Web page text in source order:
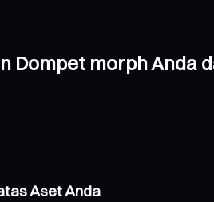
Dompet morph Anda
Aset Anda